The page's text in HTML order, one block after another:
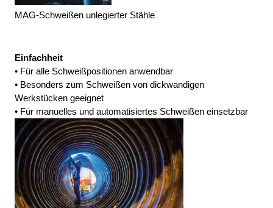
MAG-Schweißen unlegierter Stähle
Einfachheit
• Für alle Schweißpositionen anwendbar
• Besonders zum Schweißen von dickwandigen
Werkstücken geeignet
• Für manuelles und automatisiertes Schweißen einsetzbar